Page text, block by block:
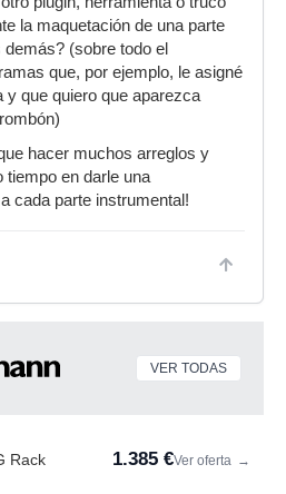
la maquetación de una parte
(sobre todo el
que, por ejemplo, le asigné
y que quiero que aparezca
hacer muchos arreglos y
en darle una
cada parte instrumental!
VER TODAS
Rack 1.385 €Ver oferta →